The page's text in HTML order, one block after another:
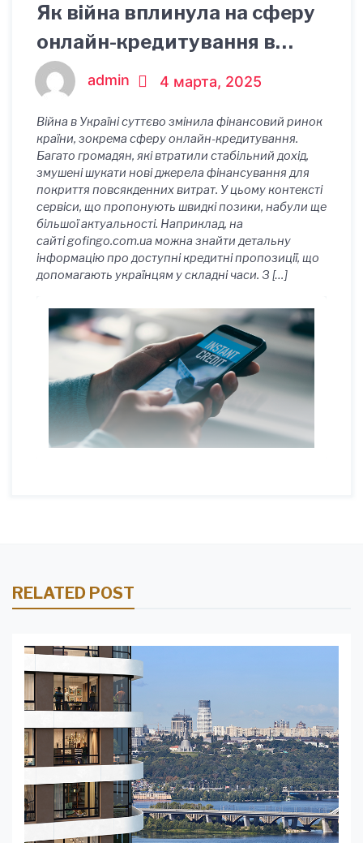
Як війна вплинула на сферу
онлайн-кредитування в
Україніadmin 4 марта, 2025
Війна в Україні суттєво змінила фінансовий ринок
країни, зокрема сферу онлайн-кредитування.
Багато громадян, які втратили стабільний дохід,
змушені шукати нові джерела фінансування для
покриття повсякденних витрат. У цьому контексті
сервіси, що пропонують швидкі позики, набули ще
більшої актуальності. Наприклад, на
сайті gofingo.com.ua можна знайти детальну
інформацію про доступні кредитні пропозиції, що
допомагають українцям у складні часи. З […]
RELATED POST